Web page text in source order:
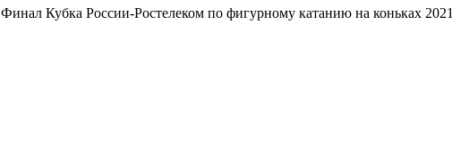
Финал Кубка России-Ростелеком по фигурному катанию на коньках 2021